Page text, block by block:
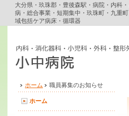
大分県・玖珠郡・豊後森駅・病院・内科
病・総合事業・短期集中・玖珠町・九重
域包括ケア病床・循環器
ホーム 職員募集のお知らせ
ホーム